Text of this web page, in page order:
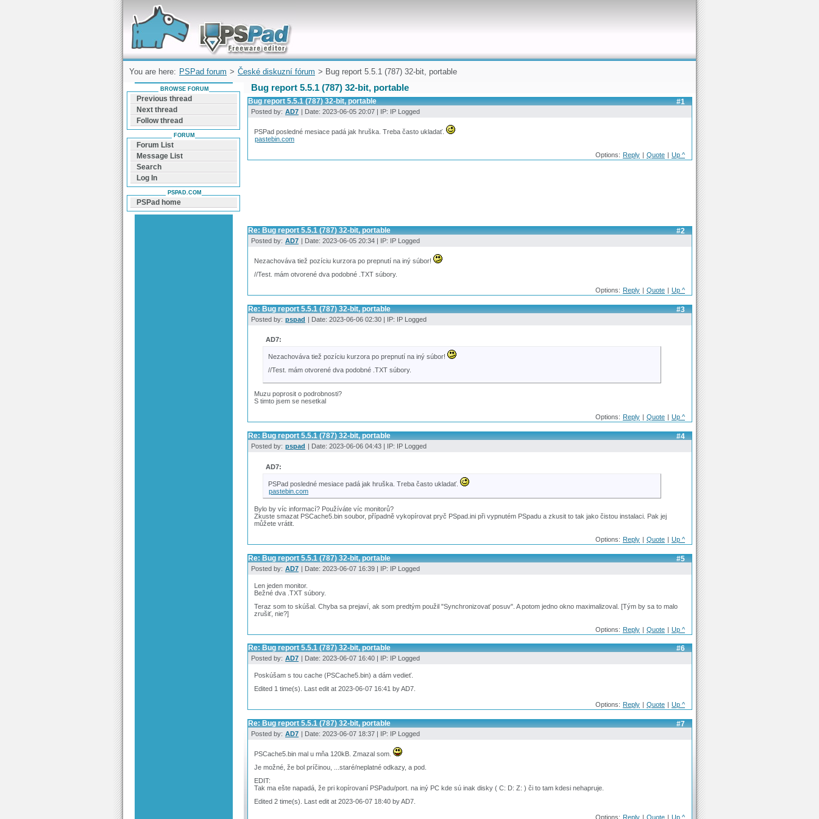
Forum can help you solve problems and quickly
find a solution with PSPad for Microsoft
Windows
You are here: PSPad forum > České diskuzní fórum > Bug report 5.5.1 (787) 32-bit, portable
Bug report 5.5.1 (787) 32-bit, portable
#1
Bug report 5.5.1 (787) 32-bit, portable
Posted by: AD7 | Date: 2023-06-05 20:07 | IP: IP Logged
PSPad posledné mesiace padá jak hruška. Treba často ukladať.
pastebin.com
Options: Reply | Quote | Up ^
#2
Re: Bug report 5.5.1 (787) 32-bit, portable
Posted by: AD7 | Date: 2023-06-05 20:34 | IP: IP Logged
Nezachováva tiež pozíciu kurzora po prepnutí na iný súbor!
//Test. mám otvorené dva podobné .TXT súbory.
Options: Reply | Quote | Up ^
#3
Re: Bug report 5.5.1 (787) 32-bit, portable
Posted by: pspad | Date: 2023-06-06 02:30 | IP: IP Logged
AD7:
Nezachováva tiež pozíciu kurzora po prepnutí na iný súbor!
//Test. mám otvorené dva podobné .TXT súbory.
Muzu poprosit o podrobnosti?
S timto jsem se nesetkal
Options: Reply Quote Up ^
#4
Re: Bug report 5.5.1 (787) 32-bit, portable
Posted by: pspad | Date: 2023-06-06 04:43 | IP: IP Logged
AD7:
PSPad posledné mesiace padá jak hruška. Treba často ukladať.
pastebin.com
Bylo by víc informací? Používáte víc monitorů?
Zkuste smazat PSCache5.bin soubor, případně vykopírovat pryč PSpad.ini při vypnutém PSpadu a zkusit to tak jako čistou instalaci. Pak jej
můžete vrátit.
Options: Reply | Quote | Up ^
#5
Re: Bug report 5.5.1 (787) 32-bit, portable
Posted by: AD7 | Date: 2023-06-07 16:39 | IP: IP Logged
Len jeden monitor.
Bežné dva .TXT súbory.
Teraz som to skúšal. Chyba sa prejaví, ak som predtým použil "Synchronizovať posuv". A potom jedno okno maximalizoval. [Tým by sa to malo
zrušiť, nie?]
Options: Reply | Quote | Up ^
#6
Re: Bug report 5.5.1 (787) 32-bit, portable
Posted by: AD7 | Date: 2023-06-07 16:40 | IP: IP Logged
Poskúšam s tou cache (PSCache5.bin) a dám vedieť.
Edited 1 time(s). Last edit at 2023-06-07 16:41 by AD7.
Options: Reply Quote Up ^
#7
Re: Bug report 5.5.1 (787) 32-bit, portable
Posted by: AD7 | Date: 2023-06-07 18:37 | IP: IP Logged
PSCache5.bin mal u mňa 120kB. Zmazal som.
Je možné, že bol príčinou, ...staré/neplatné odkazy, a pod.
EDIT:
Tak ma ešte napadá, že pri kopírovaní PSPadu/port. na iný PC kde sú inak disky ( C: D: Z: ) či to tam kdesi nehapruje.
Edited 2 time(s). Last edit at 2023-06-07 18:40 by AD7.
Options: Reply | Quote | Up ^
BROWSE FORUM
Previous thread
Next thread
Follow thread
FORUM
Forum List
Message List
Search
Log In
PSPAD.COM
PSPad home